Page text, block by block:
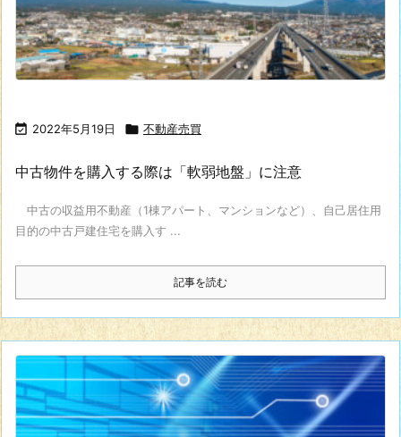
 2022年5月19日  不動産売買
中古物件を購入する際は「軟弱地盤」に注意
中古の収益用不動産（1棟アパート、マンションなど）、自己居住用
目的の中古戸建住宅を購入す ...
記事を読む